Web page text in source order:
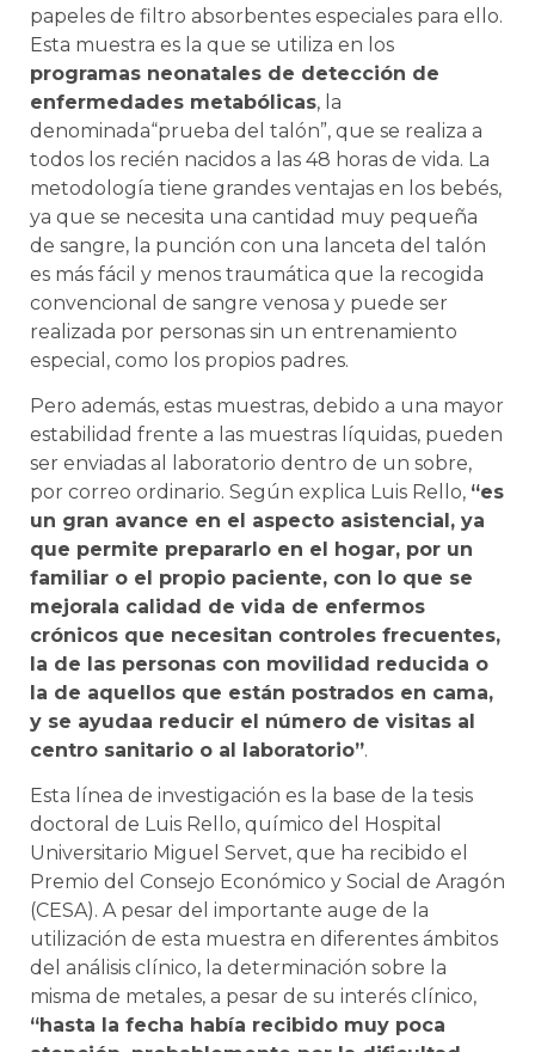
papeles de filtro absorbentes especiales para ello.
Esta muestra es la que se utiliza en los
programas neonatales de detección de
enfermedades metabólicas, la
denominada“prueba del talón”, que se realiza a
todos los recién nacidos a las 48 horas de vida. La
metodología tiene grandes ventajas en los bebés,
ya que se necesita una cantidad muy pequeña
de sangre, la punción con una lanceta del talón
es más fácil y menos traumática que la recogida
convencional de sangre venosa y puede ser
realizada por personas sin un entrenamiento
especial, como los propios padres.
Pero además, estas muestras, debido a una mayor
estabilidad frente a las muestras líquidas, pueden
ser enviadas al laboratorio dentro de un sobre,
por correo ordinario. Según explica Luis Rello, “es
un gran avance en el aspecto asistencial, ya
que permite prepararlo en el hogar, por un
familiar o el propio paciente, con lo que se
mejorala calidad de vida de enfermos
crónicos que necesitan controles frecuentes,
la de las personas con movilidad reducida o
la de aquellos que están postrados en cama,
y se ayudaa reducir el número de visitas al
centro sanitario o al laboratorio”.
Esta línea de investigación es la base de la tesis
doctoral de Luis Rello, químico del Hospital
Universitario Miguel Servet, que ha recibido el
Premio del Consejo Económico y Social de Aragón
(CESA). A pesar del importante auge de la
utilización de esta muestra en diferentes ámbitos
del análisis clínico, la determinación sobre la
misma de metales, a pesar de su interés clínico,
“hasta la fecha había recibido muy poca